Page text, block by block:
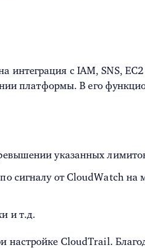
интеграция с IAM, SNS,
платформы. В его
указанных
сигналу от CloudWatch на
и т.д.
настройке CloudTrail.